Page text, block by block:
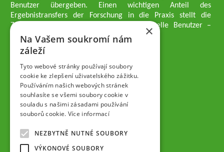
Benutzer übergeben. Einen wichtigen Anteil des
Ergebnistransfers der Forschung in die Praxis stellt die
Züchtungsmethodik dar, die an professionelle Benutzer –
professionelle Obstzüchter übergeben wird.
Geschäftsführer der Gesellschaft
Dipl.-Ing. Tomáš Zmeškal
Dipl.-Ing. Jaroslav Vácha
Gesellschafter
Dipl.-Ing. Jan Blažek, CS c.
Dipl.-Ing. Josef Kosina, CS c.
Dipl.-Ing. Václav Ludvík
Jaroslav Muška
Dipl.-Ing. Radoslav Potůček
×
Na Vašem soukromí nám
záleží
Tyto webové stránky používají soubory
cookie ke zlepšení uživatelského zážitku.
Používáním našich webových stránek
souhlasíte se všemi soubory cookie v
souladu s našimi zásadami používání
souborů cookie. Více informací
NEZBYTNĚ NUTNÉ SOUBORY
VÝKONOVÉ SOUBORY